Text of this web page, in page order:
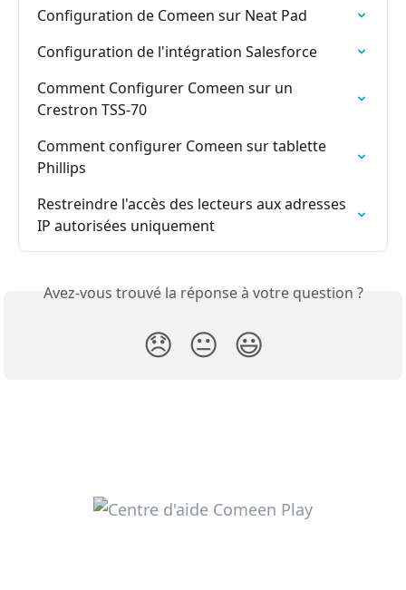
Configuration de Comeen sur Neat Pad
Configuration de l'intégration Salesforce
Comment Configurer Comeen sur un
Crestron TSS-70
Comment configurer Comeen sur tablette
Phillips
Restreindre l'accès des lecteurs aux adresses
IP autorisées uniquement
Avez-vous trouvé la réponse à votre question ?
😞 😐 😃